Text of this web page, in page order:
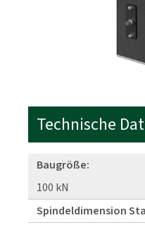
Technische
Baugröße:
100 kN
Spindeldimension